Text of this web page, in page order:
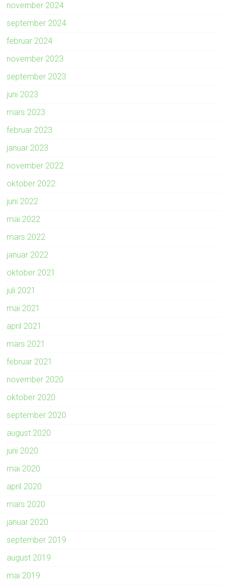
november 2024
september 2024
februar 2024
november 2023
september 2023
juni 2023
mars 2023
februar 2023
januar 2023
november 2022
oktober 2022
juni 2022
mai 2022
mars 2022
januar 2022
oktober 2021
juli 2021
mai 2021
april 2021
mars 2021
februar 2021
november 2020
oktober 2020
september 2020
august 2020
juni 2020
mai 2020
april 2020
mars 2020
januar 2020
september 2019
august 2019
mai 2019